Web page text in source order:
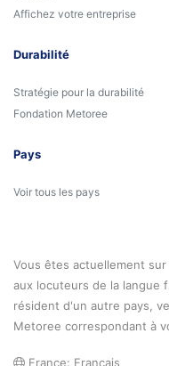
Affichez votre entreprise
Durabilité
Stratégie pour la durabilité
Fondation Metoree
Pays
Voir tous les pays
Vous êtes actuellement
aux locuteurs de la langue
résident d'un autre pays,
Metoree correspondant à
France: Français